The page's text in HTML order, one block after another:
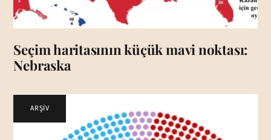
Seçim haritasının küçük mavi noktası:
Nebraska
ARŞİV